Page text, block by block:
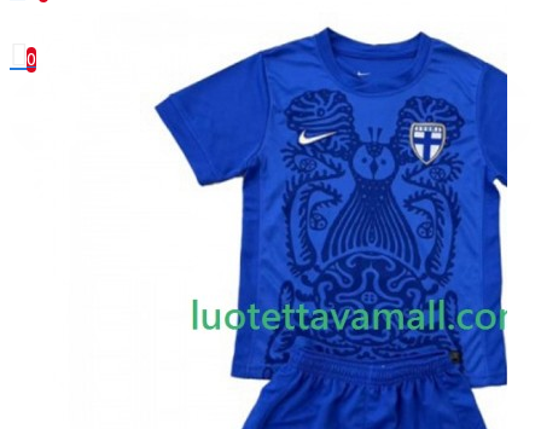
0
Ostoskorisi on tyhjä!